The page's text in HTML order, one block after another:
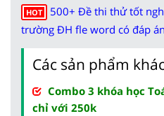
HOT
500+ Đề thi thử tốt
trường ĐH fle word có đáp
Các sản phẩm
Combo 3 khóa học
chỉ với 250k